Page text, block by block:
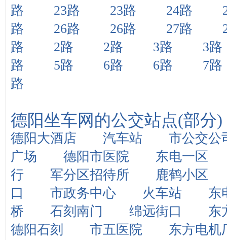
路
23路 23路 24路
路
26路 26路 27路
路
2路 2路 3路
3路
路
5路 6路 6路
7路
路
德阳坐车网的公交站点(部分)
德阳大酒店 汽车站
市公交公
广场
德阳市医院
东电一区
行
军分区招待所
鹿鹤小区
口
市政务中心 火车站
东
桥
石刻南门 绵远街口
东
德阳石刻
市五医院
东方电机